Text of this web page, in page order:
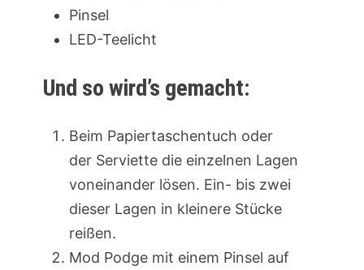
Pinsel
LED-Teelicht
Und so wird’s gemacht:
Beim Papiertaschentuch oder
der Serviette die einzelnen Lagen
voneinander lösen. Ein- bis zwei
dieser Lagen in kleinere Stücke
reißen.
Mod Podge mit einem Pinsel auf